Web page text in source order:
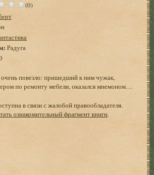
(0)
Радуга
повезло: пришедший к ним чужак,
по ремонту мебели, оказался мнемоном…
в связи с жалобой правообладателя.
ознакомительный фрагмент книги.